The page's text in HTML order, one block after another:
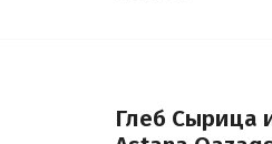
Глеб Сырица